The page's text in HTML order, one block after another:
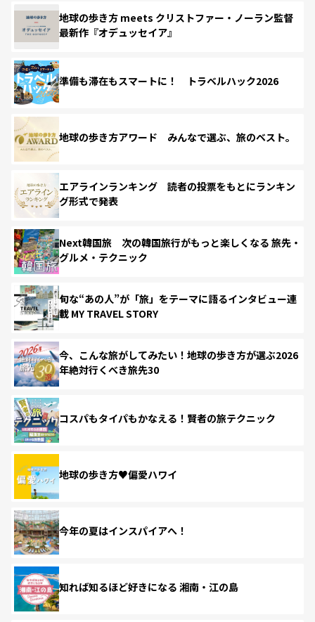
地球の歩き方 meets クリストファー・ノーラン監督
最新作『オデュッセイア』
準備も滞在もスマートに！ トラベルハック2026
地球の歩き方アワード みんなで選ぶ、旅のベスト。
エアラインランキング 読者の投票をもとにランキン
グ形式で発表
Next韓国旅 次の韓国旅行がもっと楽しくなる 旅先・
グルメ・テクニック
旬な“あの人”が「旅」をテーマに語るインタビュー連
載 MY TRAVEL STORY
今、こんな旅がしてみたい！地球の歩き方が選ぶ2026
年絶対行くべき旅先30
コスパもタイパもかなえる！賢者の旅テクニック
地球の歩き方♥偏愛ハワイ
今年の夏はインスパイアへ！
知れば知るほど好きになる 湘南・江の島